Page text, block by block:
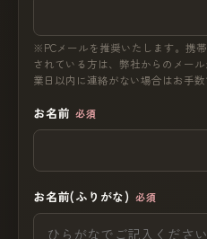
※PCメールを推奨いたします。携
されている方は、弊社からのメー
業日以内に連絡がない場合はお手数
お名前 必須
お名前(ふりがな) 必須